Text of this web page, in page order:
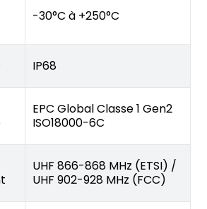
-30°C à +250°C
IP68
EPC Global Classe 1 Gen2
ISO18000-6C
UHF 866-868 MHz (ETSI) /
UHF 902-928 MHz (FCC)